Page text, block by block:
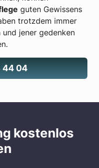
guten Gewissens
trotzdem immer
jener gedenken
44 04
kostenlos